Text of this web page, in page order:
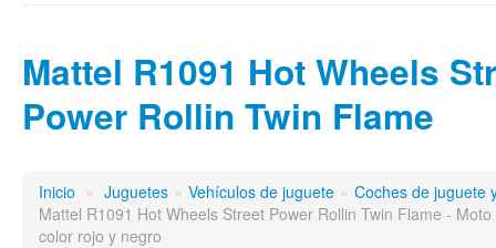
Mattel R1091 Hot Wheels
Power Rollin Twin Flame
Inicio » Juguetes » Vehículos de juguete » Coches de juguete
Mattel R1091 Hot Wheels Street Power Rollin Twin Flame -
color rojo y negro